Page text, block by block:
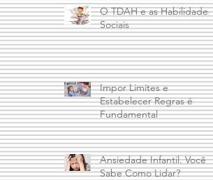
O TDAH e as Habilidades
Sociais
Impor Limites e
Estabelecer Regras é
Fundamental
Ansiedade Infantil. Você
Sabe Como Lidar?